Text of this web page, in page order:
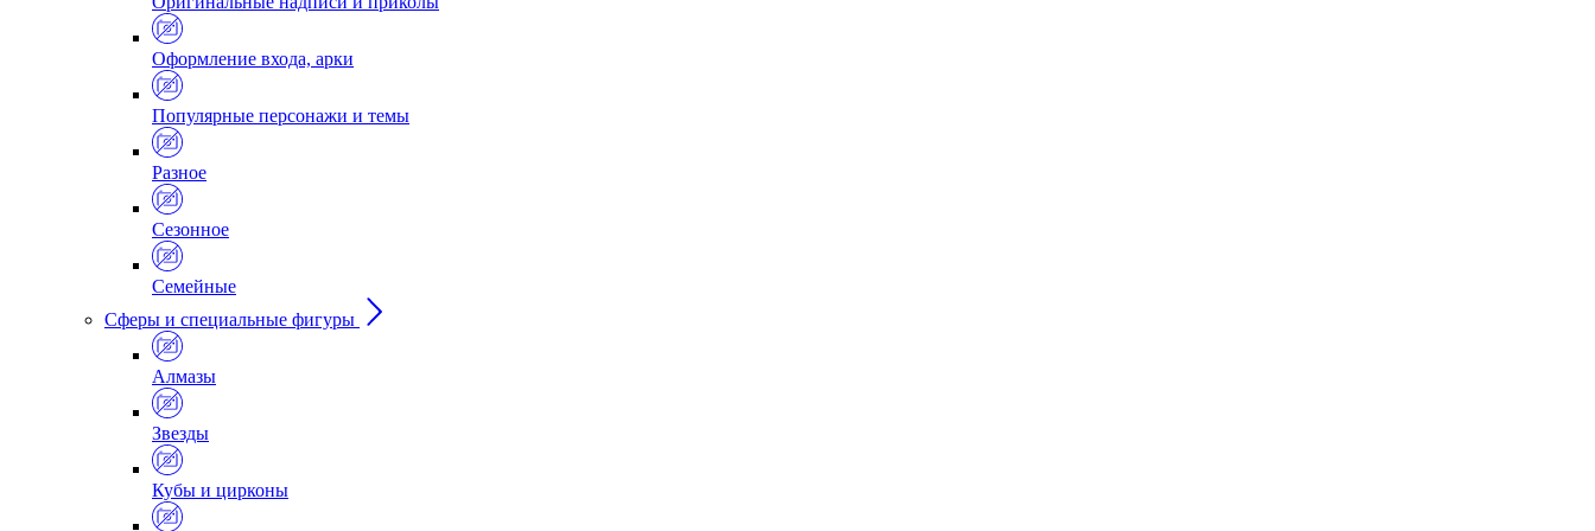
Оформление входа, арки
Популярные персонажи и темы
Разное
Сезонное
Семейные
Сферы и специальные фигуры
Алмазы
Звезды
Кубы и цирконы